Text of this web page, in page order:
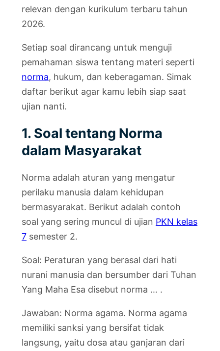
relevan dengan kurikulum terbaru tahun
2026.
Setiap soal dirancang untuk menguji
pemahaman siswa tentang materi seperti
norma, hukum, dan keberagaman. Simak
daftar berikut agar kamu lebih siap saat
ujian nanti.
1. Soal tentang Norma
dalam Masyarakat
Norma adalah aturan yang mengatur
perilaku manusia dalam kehidupan
bermasyarakat. Berikut adalah contoh
soal yang sering muncul di ujian PKN kelas
7 semester 2.
Soal: Peraturan yang berasal dari hati
nurani manusia dan bersumber dari Tuhan
Yang Maha Esa disebut norma … .
Jawaban: Norma agama. Norma agama
memiliki sanksi yang bersifat tidak
langsung, yaitu dosa atau ganjaran dari